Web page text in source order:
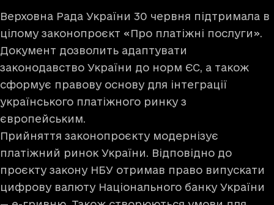
Верховна Рада України 30 червня підтримала в
цілому законопроєкт «Про платіжні послуги».
Документ дозволить адаптувати
законодавство України до норм ЄС, а також
сформує правову основу для інтеграції
українського платіжного ринку з
європейським.
Прийняття законопроєкту модернізує
платіжний ринок України. Відповідно до
проєкту закону НБУ отримав право випускати
цифрову валюту Національного банку України